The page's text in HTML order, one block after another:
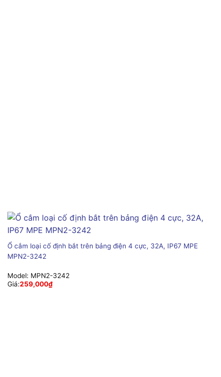
Ổ cắm loại cố định bắt trên bảng điện 4 cực, 32A, IP67 MPE
MPN2-3242
Model: MPN2-3242
Giá:259,000₫